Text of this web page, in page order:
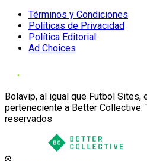
Términos y Condiciones
Políticas de Privacidad
Política Editorial
Ad Choices
Bolavip, al igual que Futbol Sites,
perteneciente a Better Collective.
reservados